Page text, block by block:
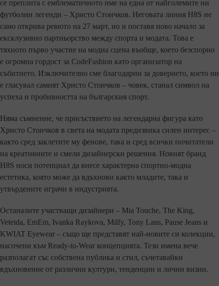
се преплита с емблематичното име на една от найголемите ни
футболни легенди – Христо Стоичков. Неговата линия H8S не
само открива ревюто на 27 март, но и поставя ново начало за
ексклузивно партньорство между спорта и модата. Това е
тяхното първо участие на модна сцена въобще, което безспорно
е огромна гордост за CodeFashion като организатор на
събитието. Изключително сме благодарни за доверието, което ни
е гласувал самият Христо Стоичков – човек, станал символ на
успеха и пробивността на българския спорт.
Няма съмнение, че присъствието на легендарна фигура като
Христо Стоичков в света на модата предизвика силен интерес –
както сред заклетите му фенове, така и сред всички почитатели
на креативните и смели дизайнерски решения. Новият бранд
H8S носи потенциал да внесе характерна спортно-модна
естетика, която може да вдъхнови както младите, така и
утвърдените играчи в индустрията.
Останалите участващи дизайнери – Mia Touche, The King,
Veteida, EmEm, Ivanka Raykova, Milfy, Tony Lans, Pause Jeans и
KWIAT Eyewear – също ще представят най-новите си колекции,
насочени към Ready-to-Wear концепцията. Тези имена вече
разполагат със собствена публика и стил, съчетавайки
вдъхновение от различни култури, тенденции и лични визии.